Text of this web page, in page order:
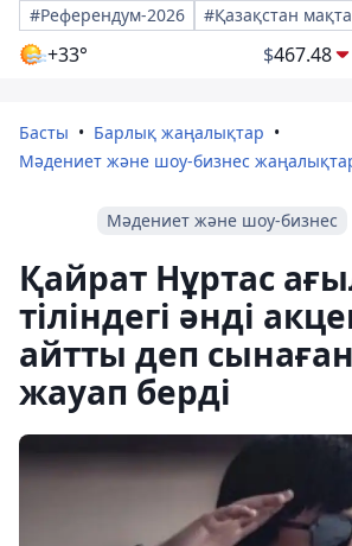
#Референдум-2026
#Қазақстан
+33° $467.48
Басты
Барлық жаңалықтар
Мәдениет және шоу-бизнес
Мәдениет және шоу-бизнес
Қайрат Нұртас
тіліндегі әнді
айтты деп
жауап берді